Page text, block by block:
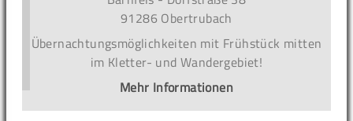
91286 Obertrubach
Übernachtungsmöglichkeiten mit Frühstück mitten
im Kletter- und Wandergebiet!
Mehr Informationen